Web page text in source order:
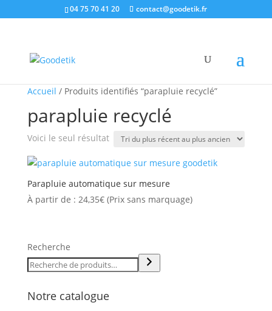
04 75 70 41 20 contact@goodetik.fr
Accueil / Produits identifiés “parapluie recyclé”
parapluie recyclé
Voici le seul résultat
Parapluie automatique sur mesure
À partir de : 24,35€(Prix sans marquage)
Recherche
Notre catalogue